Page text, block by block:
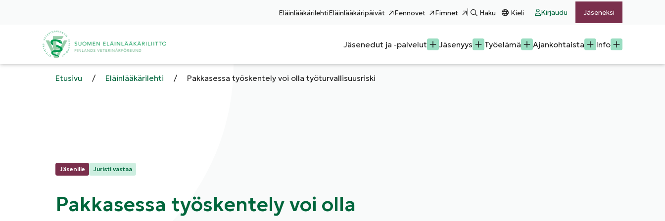
EläinlääkärilehtiEläinlääkäripäivät Fennovet Fimnet Haku Kieli Kirjaudu Jäseneksi
Jäsenedut ja -palvelut Jäsenyys Työelämä Ajankohtaista Info
Etusivu / Eläinlääkärilehti / Pakkasessa työskentely voi olla työturvallisuusriski
Kategoriat:
Jäsenille Juristi vastaa
Pakkasessa työskentely voi olla